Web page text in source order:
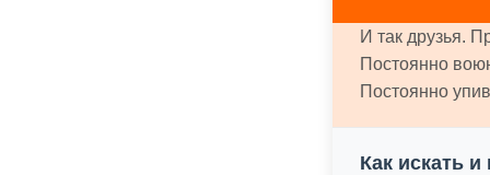
И так друзья.
Постоянно
Постоянно
Как искать и